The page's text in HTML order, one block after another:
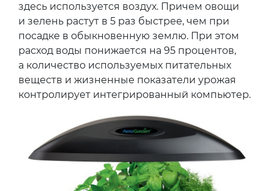
здесь используется воздух. Причем овощи
и зелень растут в 5 раз быстрее, чем при
посадке в обыкновенную землю. При этом
расход воды понижается на 95 процентов,
а количество используемых питательных
веществ и жизненные показатели урожая
контролирует интегрированный компьютер.